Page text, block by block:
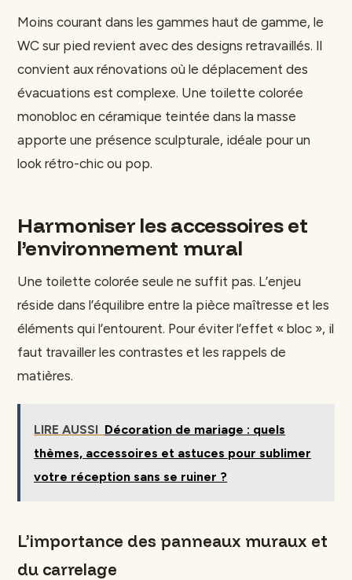
Moins courant dans les gammes haut de gamme, le
WC sur pied revient avec des designs retravaillés. Il
convient aux rénovations où le déplacement des
évacuations est complexe. Une toilette colorée
monobloc en céramique teintée dans la masse
apporte une présence sculpturale, idéale pour un
look rétro-chic ou pop.
Harmoniser les accessoires et
l’environnement mural
Une toilette colorée seule ne suffit pas. L’enjeu
réside dans l’équilibre entre la pièce maîtresse et les
éléments qui l’entourent. Pour éviter l’effet « bloc », il
faut travailler les contrastes et les rappels de
matières.
LIRE AUSSI Décoration de mariage : quels
thèmes, accessoires et astuces pour sublimer
votre réception sans se ruiner ?
L’importance des panneaux muraux et
du carrelage